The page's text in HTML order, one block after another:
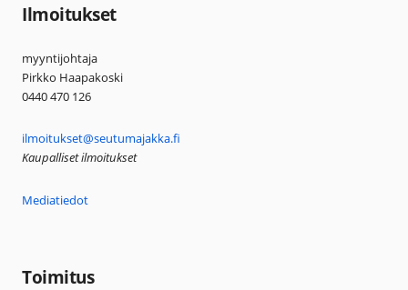
Ilmoitukset
myyntijohtaja
Pirkko Haapakoski
0440 470 126
ilmoitukset@seutumajakka.fi
Kaupalliset ilmoitukset
Mediatiedot
Toimitus